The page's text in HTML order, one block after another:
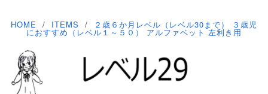
HOME ITEMS ２歳６か月レベル（レベル30まで） ３歳児
におすすめ（レベル１～５０） アルファベット 左利き用